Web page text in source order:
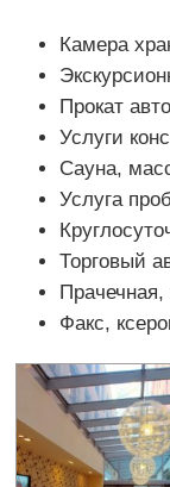
Камера
Прокат
Услуги
Сауна,
Услуга
Торговый
Факс,